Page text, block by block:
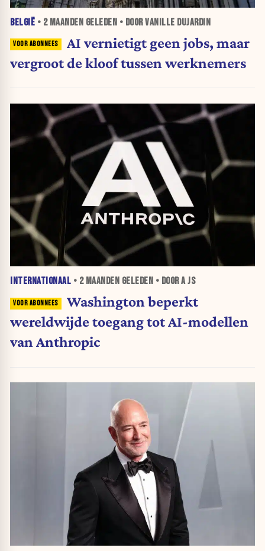
BELGIË • 2 MAANDEN GELEDEN • DOOR VANILLE DUJARDIN
AI vernietigt geen jobs, maar
vergroot de kloof tussen werknemers
INTERNATIONAAL • 2 MAANDEN GELEDEN • DOOR A JS
Washington beperkt
wereldwijde toegang tot AI-modellen
van Anthropic